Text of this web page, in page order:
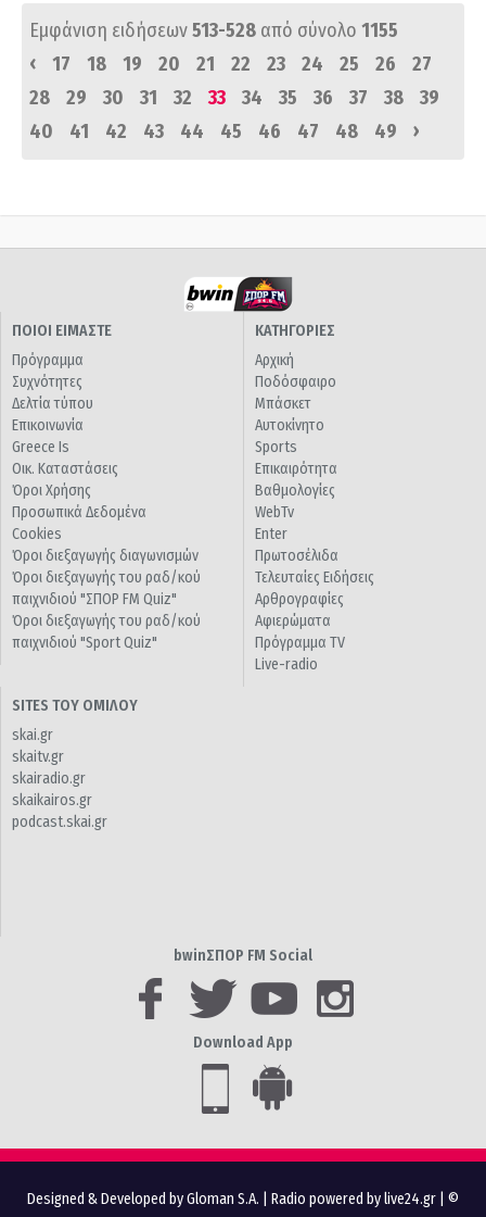
Εμφάνιση ειδήσεων513-528 από σύνολο 1155
‹
17 18 19 20 21 22 23 24 25 26
27
28
29 30 31 32 33 34 35 36 37 38
39
40
41 42 43 44 45 46 47 48 49 ›
ΠΟΙΟΙ ΕΙΜΑΣΤΕ
Πρόγραμμα
Συχνότητες
Δελτία τύπου
Επικοινωνία
Greece Is
Οικ. Καταστάσεις
Όροι Χρήσης
Προσωπικά Δεδομένα
Cookies
Όροι διεξαγωγής διαγωνισμών
Όροι διεξαγωγής του ραδ/κού
παιχνιδιού "ΣΠΟΡ FM Quiz"
Όροι διεξαγωγής του ραδ/κού
παιχνιδιού "Sport Quiz"
ΚΑΤΗΓΟΡΙΕΣ
Αρχική
Ποδόσφαιρο
Μπάσκετ
Αυτοκίνητο
Sports
Επικαιρότητα
Βαθμολογίες
WebTv
Enter
Πρωτοσέλιδα
Τελευταίες Ειδήσεις
Αρθρογραφίες
Αφιερώματα
Πρόγραμμα TV
Live-radio
SITES ΤΟΥ ΟΜΙΛΟΥ
skai.gr
skaitv.gr
skairadio.gr
skaikairos.gr
podcast.skai.gr
bwinΣΠΟΡ FM Social
Download App
Designed & Developed by Gloman S.A. Radio powered by live24.gr | ©